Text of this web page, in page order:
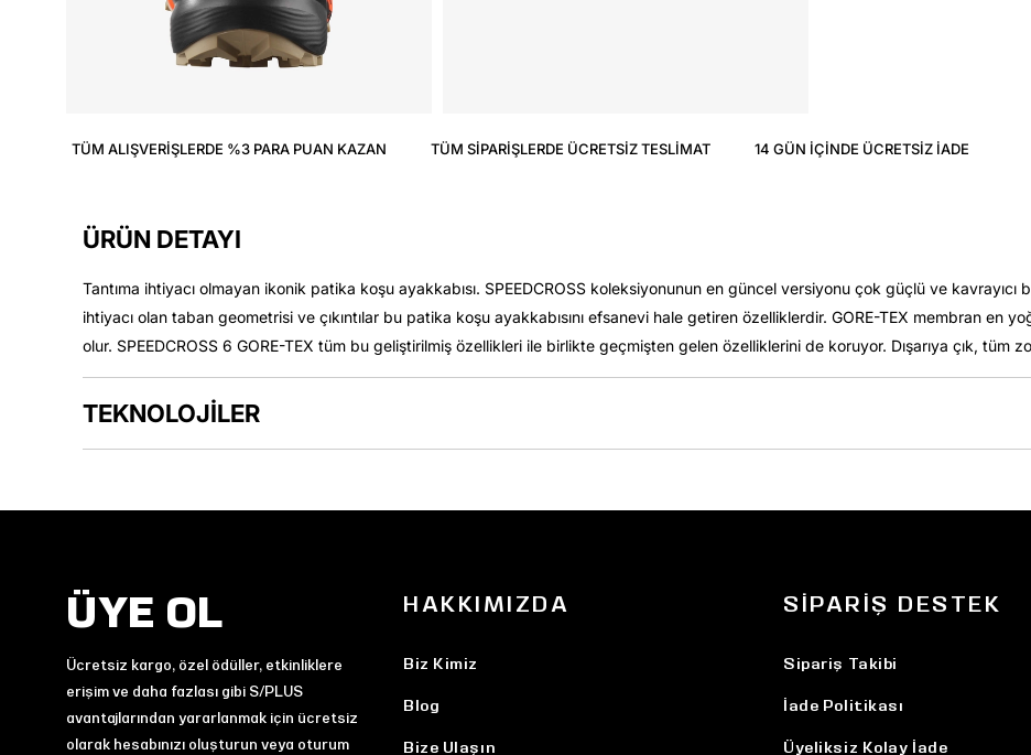
TÜM ALIŞVERIŞLERDE %3 PARA PUAN KAZAN TÜM SIPARIŞLERDE ÜCRETSIZ TESLIMAT 14 GÜN IÇINDE ÜCRETSIZ IADE
ÜRÜN DETAYI
Tantıma ihtiyacı olmayan ikonik patika koşu ayakkabısı. SPEEDCROSS koleksiyonunun en güncel versiyonu çok güçlü ve kavrayıcı
ihtiyacı olan taban geometrisi ve çıkıntılar bu patika koşu ayakkabısını efsanevi hale getiren özelliklerdir. GORE-TEX membran en
olur. SPEEDCROSS 6 GORE-TEX tüm bu geliştirilmiş özellikleri ile birlikte geçmişten gelen özelliklerini de koruyor. Dışarıya çık, tüm
TEKNOLOJİLER
ÜYE OL
Ücretsiz kargo, özel ödüller, etkinliklere
erişim ve daha fazlası gibi S/PLUS
avantajlarından yararlanmak için ücretsiz
olarak hesabınızı oluşturun veya oturum
HAKKIMIZDA
Biz Kimiz
Blog
Bize Ulaşın
SIPARIŞ DESTEK
Sipariş Takibi
İade Politikası
Üyeliksiz Kolay İade